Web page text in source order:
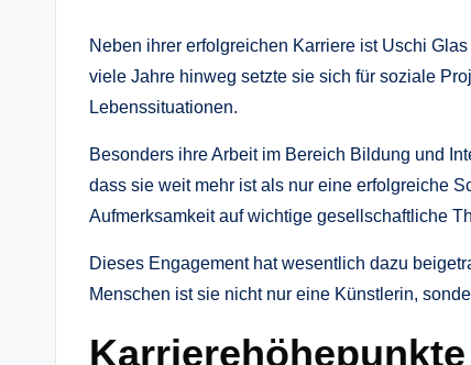
Neben ihrer erfolgreichen Karriere ist Uschi
viele Jahre hinweg setzte sie sich für soziale
Lebenssituationen.
Besonders ihre Arbeit im Bereich Bildung und
dass sie weit mehr ist als nur eine erfolgreiche
Aufmerksamkeit auf wichtige gesellschaftliche
Dieses Engagement hat wesentlich dazu
Menschen ist sie nicht nur eine Künstlerin,